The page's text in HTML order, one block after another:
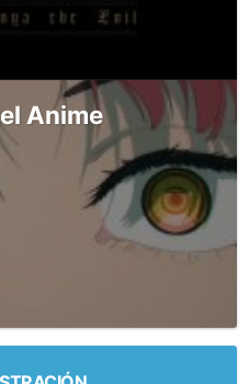
Anime